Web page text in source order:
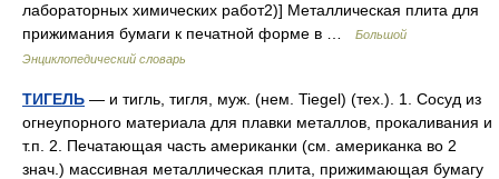
лабораторных химических работ2)] Металлическая плита для
прижимания бумаги к печатной форме в …
Большой
Энциклопедический словарь
ТИГЕЛЬ — и тигль, тигля, муж. (нем. Tiegel) (тех.). 1. Сосуд из
огнеупорного материала для плавки металлов, прокаливания и
т.п. 2. Печатающая часть американки (см. американка во 2
знач.) массивная металлическая плита, прижимающая бумагу